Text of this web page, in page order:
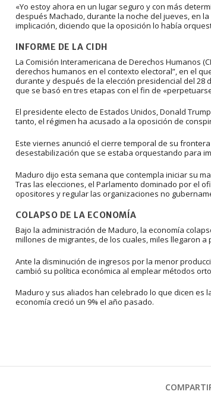
«Yo estoy ahora en un lugar seguro y con más
después Machado, durante la noche del jueves, en
implicación, diciendo que la oposición lo había
INFORME DE LA CIDH
La Comisión Interamericana de Derechos Humanos
derechos humanos en el contexto electoral”, en el
durante y después de la elección presidencial del
que se basó en tres etapas con el fin de
El presidente electo de Estados Unidos, Donald
tanto, el régimen ha acusado a la oposición de
Este viernes anunció el cierre temporal de su
desestabilización que se estaba orquestando para
Maduro dijo esta semana que contempla iniciar su
Tras las elecciones, el Parlamento dominado por el
opositores y regular las organizaciones no
COLAPSO DE LA ECONOMÍA
Bajo la administración de Maduro, la economía
millones de migrantes, de los cuales, miles llegaron a
Ante la disminución de ingresos por la menor
cambió su política económica al emplear métodos
Maduro y sus aliados han celebrado lo que dicen es
economía creció un 9% el año pasado.